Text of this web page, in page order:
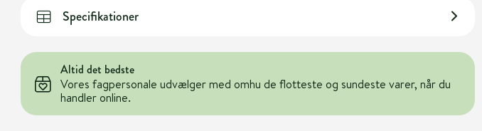
Specifikationer
Altid det bedste
Vores fagpersonale udvælger med omhu de flotteste og sundeste varer, når du
handler online.